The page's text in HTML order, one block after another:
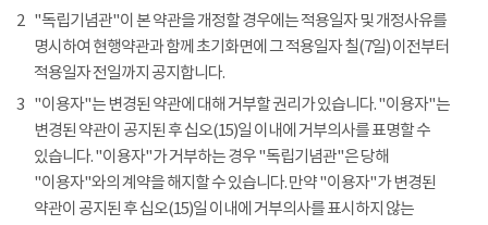
2 "독립기념관"이 본 약관을 개정할 경우에는 적용일자 및 개정사유를
명시하여 현행약관과 함께 초기화면에 그 적용일자 칠(7일) 이전부터
적용일자 전일까지 공지합니다.
3 "이용자"는 변경된 약관에 대해 거부할 권리가 있습니다. "이용자"는
변경된 약관이 공지된 후 십오(15)일 이내에 거부의사를 표명할 수
있습니다. "이용자"가 거부하는 경우 "독립기념관"은 당해
"이용자"와의 계약을 해지할 수 있습니다. 만약 "이용자"가 변경된
약관이 공지된 후 십오(15)일 이내에 거부의사를 표시하지 않는